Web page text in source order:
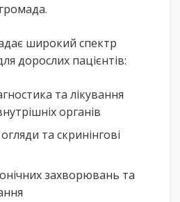
широкий спектр
дорослих пацієнтів:
та лікування
органів
та скринінгові
захворювань та